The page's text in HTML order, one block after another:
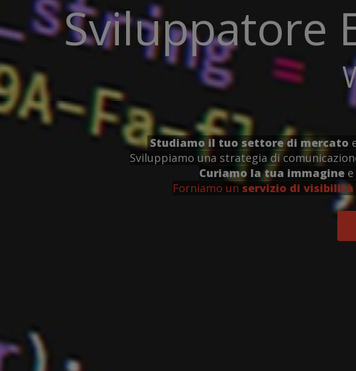
Sviluppatore
WEB
Studiamo il tuo settore di mercato
Sviluppiamo una strategia di
Curiamo la tua immagine
Forniamo un servizio di